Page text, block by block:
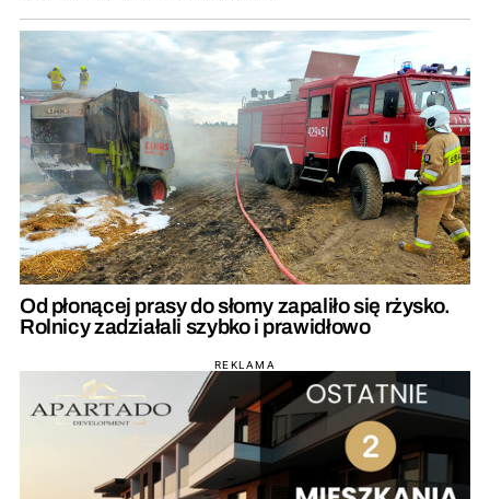
Od płonącej prasy do słomy zapaliło się rżysko.
Rolnicy zadziałali szybko i prawidłowo
REKLAMA